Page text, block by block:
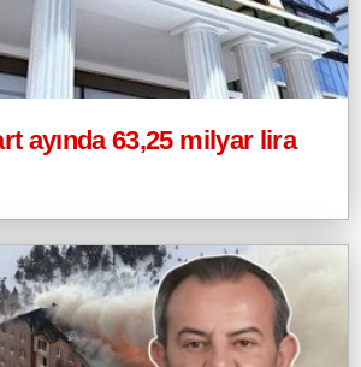
ayında 63,25 milyar lira